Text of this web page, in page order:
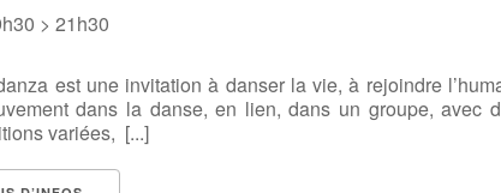
> 21h30
est une invitation à danser la vie, à rejoindre
dans la danse, en lien, dans un groupe, avec
variées, [...]